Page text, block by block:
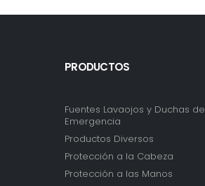
PRODUCTOS
Fuentes Lavaojos y Duchas de
Emergencia
Productos Diversos
Protección a la Cabeza
Protección a las Manos